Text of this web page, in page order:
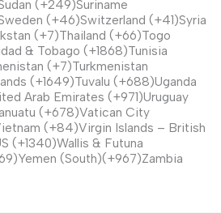
(+249)Suriname
(+46)Switzerland (+41)Syria
(+7)Thailand (+66)Togo
& Tobago (+1868)Tunisia
(+7)Turkmenistan
(+1649)Tuvalu (+688)Uganda
Arab Emirates (+971)Uruguay
(+678)Vatican City
(+84)Virgin Islands – British
(+1340)Wallis & Futuna
(South)(+967)Zambia